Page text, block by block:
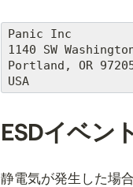
Panic Inc
1140 SW
Portland, OR
USA
ESDイベン
静電気が発生した場